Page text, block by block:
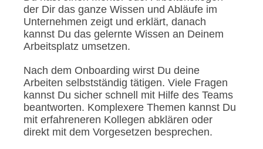
der Dir das ganze Wissen und Abläufe im
Unternehmen zeigt und erklärt, danach
kannst Du das gelernte Wissen an Deinem
Arbeitsplatz umsetzen.
Nach dem Onboarding wirst Du deine
Arbeiten selbstständig tätigen. Viele Fragen
kannst Du sicher schnell mit Hilfe des Teams
beantworten. Komplexere Themen kannst Du
mit erfahreneren Kollegen abklären oder
direkt mit dem Vorgesetzen besprechen.